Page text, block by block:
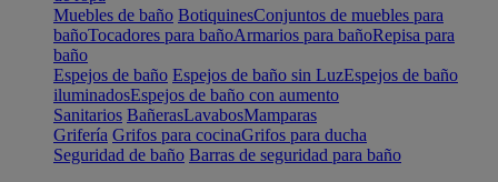
Muebles de baño BotiquinesConjuntos de muebles para
bañoTocadores para bañoArmarios para bañoRepisa para
baño
Espejos de baño Espejos de baño sin LuzEspejos de baño
iluminadosEspejos de baño con aumento
Sanitarios BañerasLavabosMamparas
Grifería Grifos para cocinaGrifos para ducha
Seguridad de baño Barras de seguridad para baño